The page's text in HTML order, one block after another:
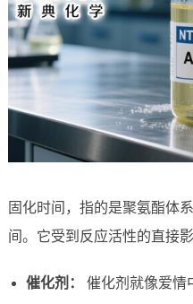
固化时间，指的是聚氨酯体
间。它受到反应活性的直接
催化剂： 催化剂就像爱情